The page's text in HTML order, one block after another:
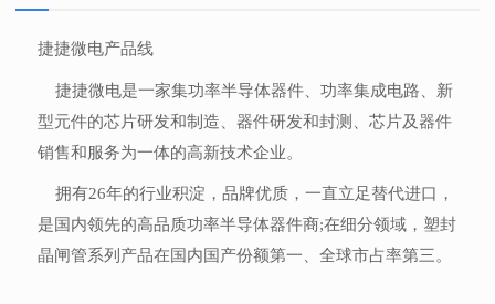
捷捷微电产品线
捷捷微电是一家集功率半导体器件、功率集成电路、新
型元件的芯片研发和制造、器件研发和封测、芯片及器件
销售和服务为一体的高新技术企业。
拥有26年的行业积淀，品牌优质，一直立足替代进口，
是国内领先的高品质功率半导体器件商;在细分领域，塑封
晶闸管系列产品在国内国产份额第一、全球市占率第三。